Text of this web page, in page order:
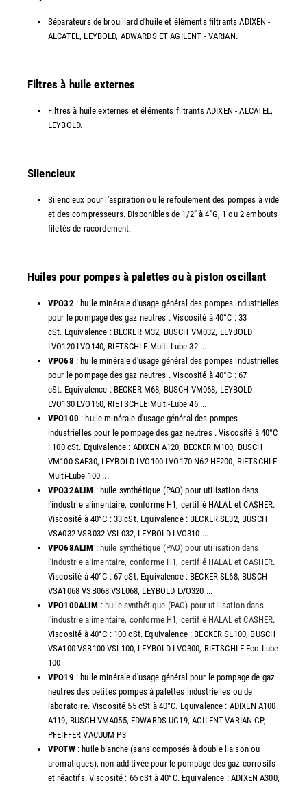
Séparateurs de brouillard d'huile et éléments filtrants ADIXEN -
ALCATEL, LEYBOLD, ADWARDS ET AGILENT - VARIAN.
Filtres à huile externes
Filtres à huile externes et éléments filtrants ADIXEN - ALCATEL,
LEYBOLD.
Silencieux
Silencieux pour l'aspiration ou le refoulement des pompes à vide
et des compresseurs. Disponibles de 1/2" à 4"G, 1 ou 2 embouts
filetés de racordement.
Huiles pour pompes à palettes ou à piston oscillant
VPO32 : huile minérale d'usage général des pompes industrielles
pour le pompage des gaz neutres . Viscosité à 40°C : 33
cSt. Equivalence : BECKER M32, BUSCH VM032, LEYBOLD
LVO120 LVO140, RIETSCHLE Multi-Lube 32 ...
VPO68 : huile minérale d'usage général des pompes industrielles
pour le pompage des gaz neutres . Viscosité à 40°C : 67
cSt. Equivalence : BECKER M68, BUSCH VM068, LEYBOLD
LVO130 LVO150, RIETSCHLE Multi-Lube 46 ...
VPO100 : huile minérale d'usage général des pompes
industrielles pour le pompage des gaz neutres . Viscosité à 40°C
: 100 cSt. Equivalence : ADIXEN A120, BECKER M100, BUSCH
VM100 SAE30, LEYBOLD LVO100 LVO170 N62 HE200, RIETSCHLE
Multi-Lube 100 ...
VPO32ALIM : huile synthétique (PAO) pour utilisation dans
l'industrie alimentaire, conforme H1, certifié HALAL et CASHER.
Viscosité à 40°C : 33 cSt. Equivalence : BECKER SL32, BUSCH
VSA032 VSB032 VSL032, LEYBOLD LVO310 ...
VPO68ALIM : huile synthétique (PAO) pour utilisation dans
l'industrie alimentaire, conforme H1, certifié HALAL et CASHER.
Viscosité à 40°C : 67 cSt. Equivalence : BECKER SL68, BUSCH
VSA1068 VSB068 VSL068, LEYBOLD LVO320 ...
VPO100ALIM : huile synthétique (PAO) pour utilisation dans
l'industrie alimentaire, conforme H1, certifié HALAL et CASHER.
Viscosité à 40°C : 100 cSt. Equivalence : BECKER SL100, BUSCH
VSA100 VSB100 VSL100, LEYBOLD LVO300, RIETSCHLE Eco-Lube
100
VPO19 : huile minérale d'usage général pour le pompage de gaz
neutres des petites pompes à palettes industrielles ou de
laboratoire. Viscosité 55 cSt à 40°C. Equivalence : ADIXEN A100
A119, BUSCH VMA055, EDWARDS UG19, AGILENT-VARIAN GP,
PFEIFFER VACUUM P3
VPOTW: huile blanche (sans composés à double liaison ou
aromatiques), non additivée pour le pompage des gaz corrosifs
et réactifs. Viscosité : 65 cSt à 40°C. Equivalence : ADIXEN A300,